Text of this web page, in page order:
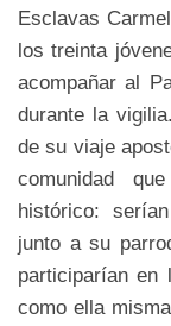
Esclavas
los treinta
acompañar al
durante la
de su viaje
comunidad
histórico:
junto a su
participarían
como ella